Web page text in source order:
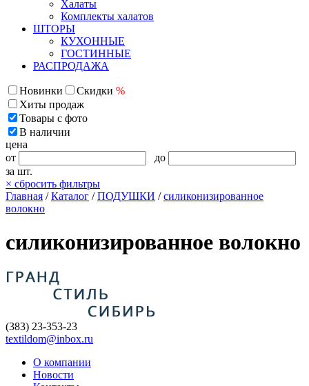
Халаты
Комплекты халатов
ШТОРЫ
КУХОННЫЕ
ГОСТИННЫЕ
РАСПРОДАЖА
Новинки Скидки %
Хиты продаж
Товары с фото
В наличии
цена
от
до
за шт.
× сбросить фильтры
Главная /Каталог /ПОДУШКИ /силиконизированное
волокно
силиконизированное волокно
(383) 23-353-23
textildom@inbox.ru
О компании
Новости